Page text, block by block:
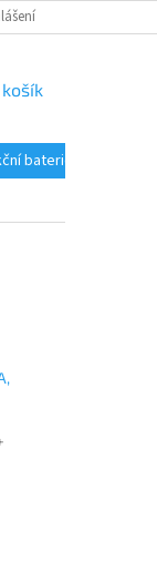
ZBOŽÍ
baterie Trojan